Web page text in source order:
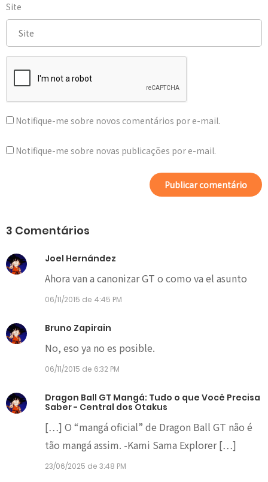
Site
Notifique-me sobre novos comentários por e-mail.
Notifique-me sobre novas publicações por e-mail.
3 Comentários
Joel Hernández
Ahora van a canonizar GT o como va el asunto
06/11/2015 de 4:45 PM
Bruno Zapirain
No, eso ya no es posible.
06/11/2015 de 6:32 PM
Dragon Ball GT Mangá: Tudo o que Você Precisa
Saber - Central dos Otakus
[…] O “mangá oficial” de Dragon Ball GT não é
tão mangá assim. -Kami Sama Explorer […]
23/06/2025 de 3:48 PM